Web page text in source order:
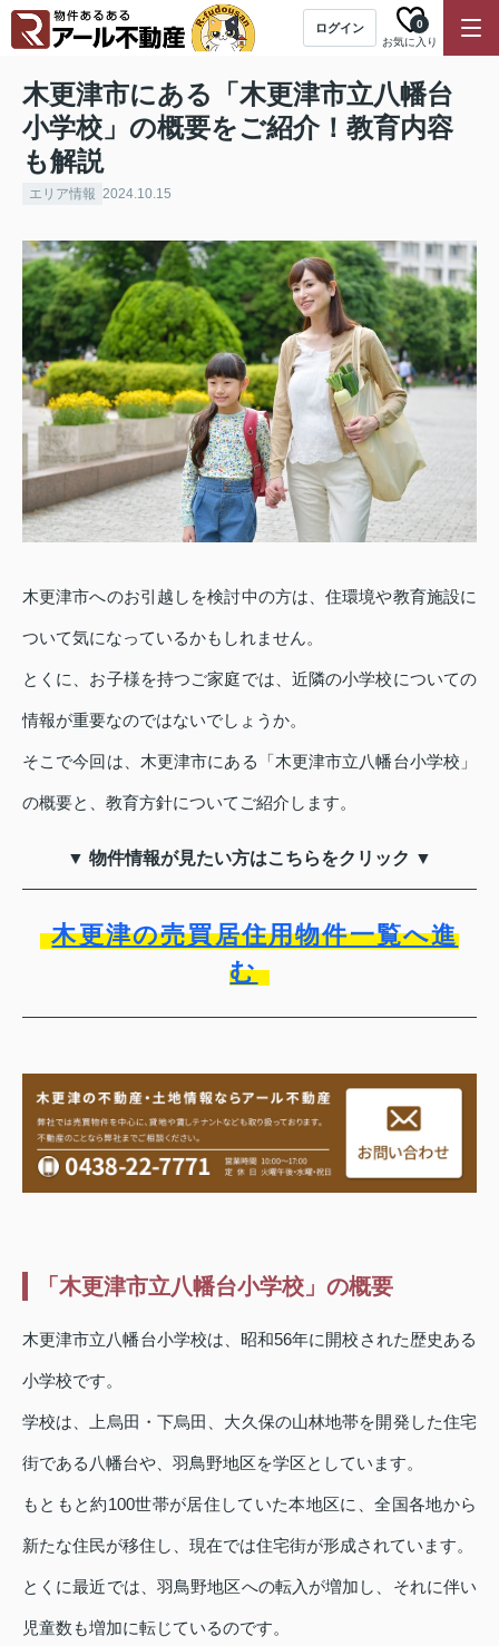
ログイン
お気に入り
0
木更津市にある「木更津市立八幡台
小学校」の概要をご紹介！教育内容
も解説
エリア情報 2024.10.15
木更津市へのお引越しを検討中の方は、住環境や教育施設に
ついて気になっているかもしれません。
とくに、お子様を持つご家庭では、近隣の小学校についての
情報が重要なのではないでしょうか。
そこで今回は、木更津市にある「木更津市立八幡台小学校」
の概要と、教育方針についてご紹介します。
▼ 物件情報が見たい方はこちらをクリック ▼
木更津の売買居住用物件一覧へ進
む
「木更津市立八幡台小学校」の概要
木更津市立八幡台小学校は、昭和56年に開校された歴史ある
小学校です。
学校は、上烏田・下烏田、大久保の山林地帯を開発した住宅
街である八幡台や、羽鳥野地区を学区としています。
もともと約100世帯が居住していた本地区に、全国各地から
新たな住民が移住し、現在では住宅街が形成されています。
とくに最近では、羽鳥野地区への転入が増加し、それに伴い
児童数も増加に転じているのです。